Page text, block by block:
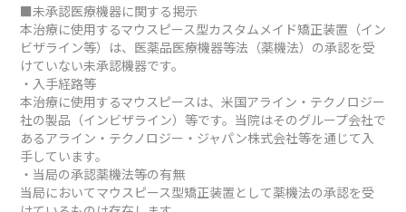
■未承認医療機器に関する掲示
本治療に使用するマウスピース型カスタムメイド矯正装置（イン
ビザライン等）は、医薬品医療機器等法（薬機法）の承認を受
けていない未承認機器です。
・入手経路等
本治療に使用するマウスピースは、米国アライン・テクノロジー
社の製品（インビザライン）等です。当院はそのグループ会社で
あるアライン・テクノロジー・ジャパン株式会社等を通じて入
手しています。
・当局の承認薬機法等の有無
当局においてマウスピース型矯正装置として薬機法の承認を受